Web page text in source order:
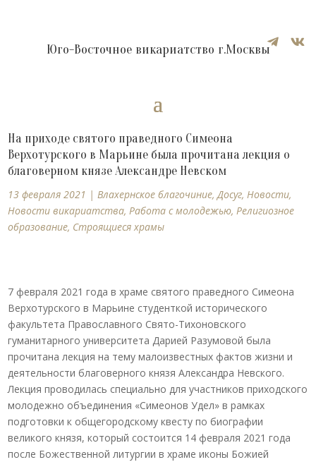
 
Юго-Восточное викариатство г.Москвы
На приходе святого праведного Симеона
Верхотурского в Марьине была прочитана лекция о
благоверном князе Александре Невском
13 февраля 2021 |Влахернское благочиние,Досуг,Новости,
Новости викариатства,Работа с молодежью,Религиозное
образование, Строящиеся храмы
7 февраля 2021 года в храме святого праведного Симеона
Верхотурского в Марьине студенткой исторического
факультета Православного Свято-Тихоновского
гуманитарного университета Дарией Разумовой была
прочитана лекция на тему малоизвестных фактов жизни и
деятельности благоверного князя Александра Невского.
Лекция проводилась специально для участников приходского
молодежно объединения «Симеонов Удел» в рамках
подготовки к общегородскому квесту по биографии
великого князя, который состоится 14 февраля 2021 года
после Божественной литургии в храме иконы Божией